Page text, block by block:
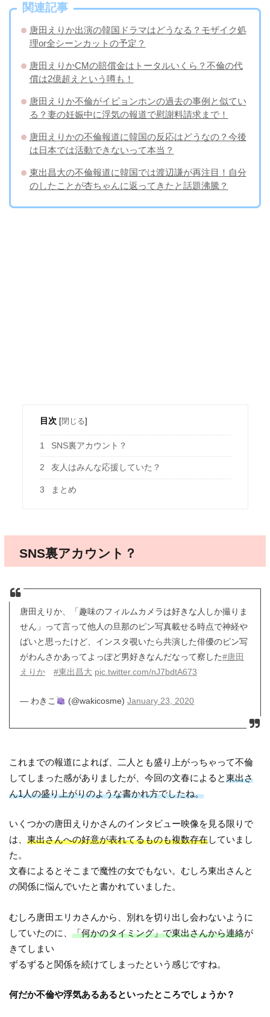
関連記事
唐田えりか出演の韓国ドラマはどうなる？モザイク処
理or全シーンカットの予定？
唐田えりかCMの賠償金はトータルいくら？不倫の代
償は2億超えという噂も！
唐田えりか不倫がイビョンホンの過去の事例と似てい
る？妻の妊娠中に浮気の報道で慰謝料請求まで！
唐田えりかの不倫報道に韓国の反応はどうなの？今後
は日本では活動できないって本当？
東出昌大の不倫報道に韓国では渡辺謙が再注目！自分
のしたことが杏ちゃんに返ってきたと話題沸騰？
目次 [閉じる]
1 SNS裏アカウント？
2 友人はみんな応援していた？
3 まとめ
SNS裏アカウント？
唐田えりか、「趣味のフィルムカメラは好きな人しか撮りま
せん」って言って他人の旦那のピン写真載せる時点で神経や
ばいと思ったけど、インスタ覗いたら共演した俳優のピン写
がわんさかあってよっぽど男好きなんだなって察した#唐田
えりか
#東出昌大 pic.twitter.com/nJ7bdtA673
— わきこ (@wakicosme)January 23, 2020
これまでの報道によれば、二人とも盛り上がっちゃって不倫
してしまった感がありましたが、今回の文春によると東出さ
ん1人の盛り上がりのような書かれ方でしたね。
いくつかの唐田えりかさんのインタビュー映像を見る限りで
は、東出さんへの好意が表れてるものも複数存在していまし
た。
文春によるとそこまで魔性の女でもない。むしろ東出さんと
の関係に悩んでいたと書かれていました。
むしろ唐田エリカさんから、別れを切り出し会わないように
していたのに、「何かのタイミング」で東出さんから連絡が
きてしまい
ずるずると関係を続けてしまったという感じですね。
何だか不倫や浮気あるあるといったところでしょうか？